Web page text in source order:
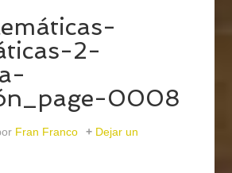
2-
0008
Fran Franco
Dejar un